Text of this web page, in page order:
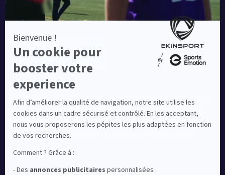
Equipementier sportif leader en France depuis plus de
10 ans, Ekinsport a été distingué par la rédaction de
Capital dans son classement des « Meilleurs sites de
commerce en ligne 2024 », catégorie Sportswear.
En savoir plus